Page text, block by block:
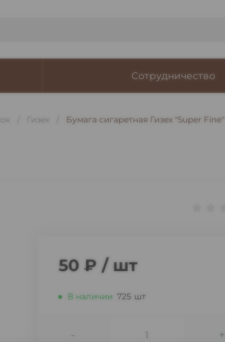
Сотрудничество
Гизех Бумага сигаретная Гизех "Super Fine"
50 ₽ / шт
В наличии 725 шт
- +